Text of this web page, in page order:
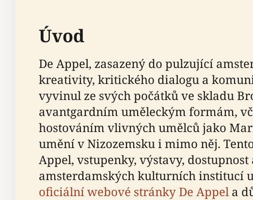
Úvod
De Appel, zasazený do pulzující
kreativity, kritického dialogu a
vyvinul ze svých počátků ve skladu
avantgardním uměleckým formám,
hostováním vlivných umělců jako
umění v Nizozemsku i mimo něj.
Appel, vstupenky, výstavy,
amsterdamských kulturních institucí
oficiální webové stránky De Appela